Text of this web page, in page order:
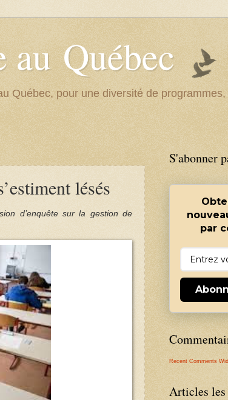
au Québec
Québec, pour une diversité de
lésés
d’enquête sur la gestion de
S'abonner
par
Recent Comments
Articles les